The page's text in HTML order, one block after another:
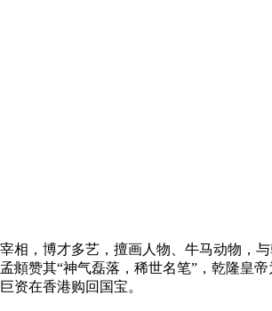
，博才多艺，擅画人物、牛马动物，
赞其“神气磊落，稀世名笔”，乾隆皇
资在香港购回国宝。